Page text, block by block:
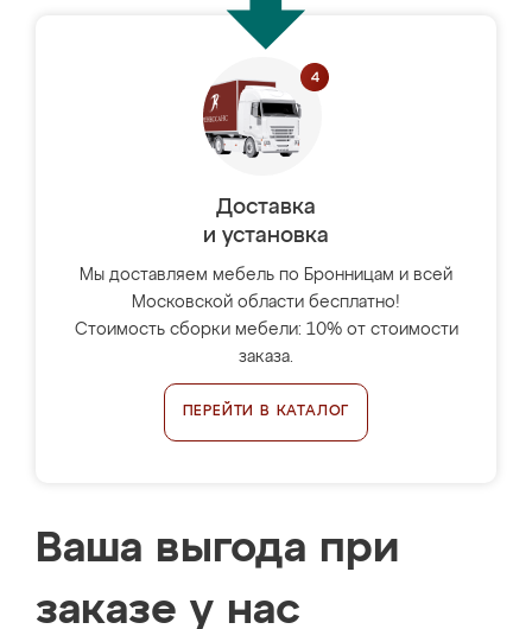
Доставка
и установка
Мы доставляем мебель по Бронницам и всей
Московской области бесплатно!
Стоимость сборки мебели: 10% от стоимости
заказа.
ПЕРЕЙТИ В КАТАЛОГ
Ваша выгода при
заказе у нас